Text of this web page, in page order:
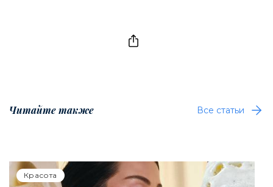
Читайте также Все статьи
Красота